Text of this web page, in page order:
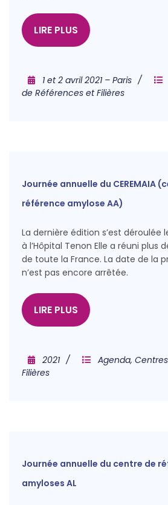
LIRE PLUS
1 et 2 avril 2021 – Paris
de Références et Filières
Journée annuelle du CEREMAIA
référence amylose AA)
La dernière édition s’est déroulée
à l’Hôpital Tenon Elle a réuni plus
de toute la France. La date de la
n’est pas encore arrêtée.
LIRE PLUS
2021 Agenda,
Filières
Journée annuelle du centre de
amyloses AL